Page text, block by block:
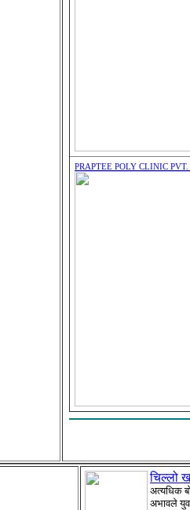
PRAPTEE POLY CLINIC
चिल्लो
अत्यधिक
अभावले